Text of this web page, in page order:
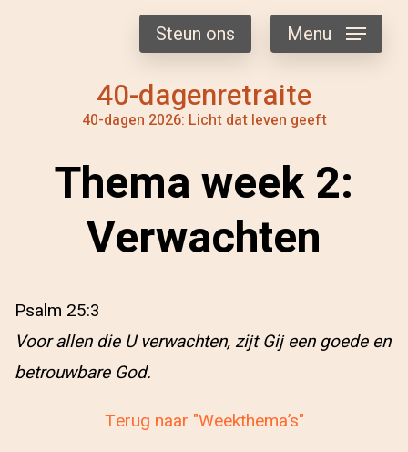
40-dagenretraite
40-dagen 2026: Licht dat leven geeft
Steun ons Menu
Thema week 2:
Verwachten
Psalm 25:3
Voor allen die U verwachten, zijt Gij een goede en
betrouwbare God.
Terug naar "Weekthema’s"